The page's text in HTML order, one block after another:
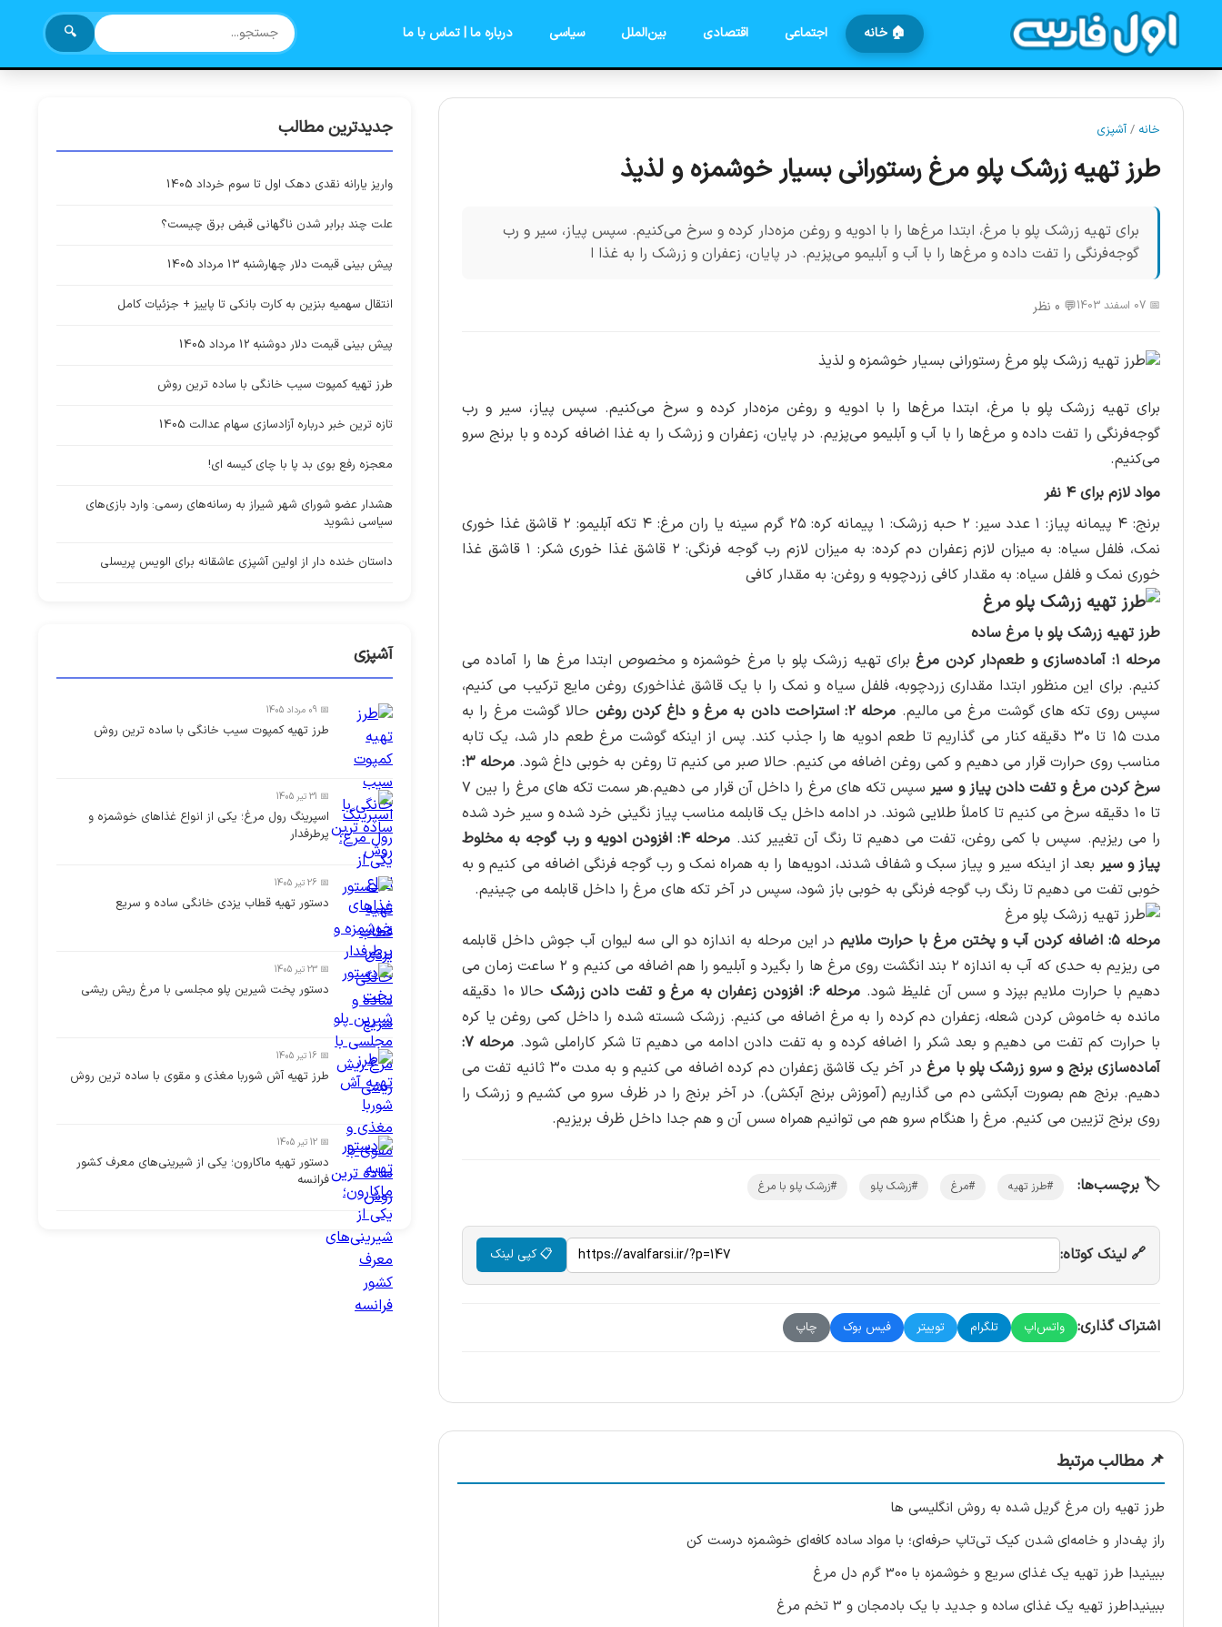
🏠 خانه اجتماعی اقتصادی بین‌الملل سیاسی درباره ما | تماس با ما 🔍
خانه / آشپزی
طرز تهیه زرشک پلو مرغ رستورانی بسیار خوشمزه و لذیذ
برای تهیه زرشک پلو با مرغ، ابتدا مرغ‌ها را با ادویه و روغن مزه‌دار کرده و سرخ می‌کنیم. سپس پیاز، سیر و رب
گوجه‌فرنگی را تفت داده و مرغ‌ها را با آب و آبلیمو می‌پزیم. در پایان، زعفران و زرشک را به غذا ا
📅 07 اسفند 1403 💬 0 نظر
برای تهیه زرشک پلو با مرغ، ابتدا مرغ‌ها را با ادویه و روغن مزه‌دار کرده و سرخ می‌کنیم. سپس پیاز، سیر و رب
گوجه‌فرنگی را تفت داده و مرغ‌ها را با آب و آبلیمو می‌پزیم. در پایان، زعفران و زرشک را به غذا اضافه کرده و با برنج سرو
می‌کنیم.
مواد لازم برای ۴ نفر
برنج: ۴ پیمانه پیاز: ۱ عدد سیر: ۲ حبه زرشک: ۱ پیمانه کره: ۲۵ گرم سینه یا ران مرغ: ۴ تکه آبلیمو: ۲ قاشق غذا خوری
نمک، فلفل سیاه: به میزان لازم زعفران دم کرده: به میزان لازم رب گوجه فرنگی: ۲ قاشق غذا خوری شکر: ۱ قاشق غذا
خوری نمک و فلفل سیاه: به مقدار کافی زردچوبه و روغن: به مقدار کافی
طرز تهیه زرشک پلو با مرغ ساده
مرحله ۱: آماده‌سازی و طعم‌دار کردن مرغ
برای تهیه زرشک پلو با مرغ خوشمزه و مخصوص ابتدا مرغ ها را آماده می
کنیم. برای این منظور ابتدا مقداری زردچوبه، فلفل سیاه و نمک را با یک قاشق غذاخوری روغن مایع ترکیب می کنیم،
سپس روی تکه های گوشت مرغ می مالیم. مرحله ۲: استراحت دادن به مرغ و داغ کردن روغن
حالا گوشت مرغ را به
مدت ۱۵ تا ۳۰ دقیقه کنار می گذاریم تا طعم ادویه ها را جذب کند. پس از اینکه گوشت مرغ طعم دار شد، یک تابه
مناسب روی حرارت قرار می دهیم و کمی روغن اضافه می کنیم. حالا صبر می کنیم تا روغن به خوبی داغ شود.
مرحله ۳:
سرخ کردن مرغ و تفت دادن پیاز و سیر
سپس تکه های مرغ را داخل آن قرار می‌ دهیم.هر سمت تکه های مرغ را بین ۷
تا ۱۰ دقیقه سرخ می کنیم تا کاملاً طلایی شوند. در ادامه داخل یک قابلمه ‌مناسب پیاز نگینی خرد شده و سیر خرد شده
را می‌ ریزیم‌. سپس با کمی روغن، تفت می‌ دهیم تا رنگ آن تغییر کند.
مرحله ۴: افزودن ادویه و رب گوجه به مخلوط
پیاز و سیر بعد از اینکه سیر و پیاز سبک و شفاف شدند، ادویه‌ها را به همراه نمک و رب گوجه فرنگی اضافه می‌ کنیم و به
خوبی تفت می‌ دهیم تا رنگ رب گوجه فرنگی به خوبی باز شود، سپس در آخر تکه های مرغ را داخل قابلمه می‌ چینیم.
مرحله ۵: اضافه کردن آب و پختن مرغ با حرارت ملایم
در این مرحله به اندازه دو الی سه لیوان آب جوش داخل قابلمه
می‌ ریزیم به حدی که آب به اندازه ۲ بند انگشت روی مرغ ها را بگیرد و آبلیمو را هم اضافه می ‌کنیم و ۲ ساعت زمان می
‌دهیم با حرارت ملایم بپزد و سس آن غلیظ شود. مرحله ۶: افزودن زعفران به مرغ و تفت دادن زرشک
حالا ۱۰ دقیقه
مانده به خاموش کردن شعله، زعفران دم کرده را به مرغ اضافه می‌ کنیم. زرشک شسته شده را داخل کمی روغن یا کره
با حرارت کم تفت می ‌دهیم و بعد شکر را اضافه کرده و به تفت دادن ادامه می ‌دهیم تا شکر کاراملی شود.
مرحله ۷:
آماده‌سازی برنج و سرو زرشک پلو با مرغ
در آخر یک قاشق زعفران دم کرده اضافه می ‌کنیم و به مدت ۳۰ ثانیه تفت می
‌دهیم. برنج هم بصورت آبکشی دم می ‌گذاریم (آموزش برنج آبکش). در آخر برنج را در ظرف سرو می‌ کشیم و زرشک را
روی برنج تزیین می ‌کنیم. مرغ را هنگام سرو هم می‌ توانیم همراه سس آن و هم جدا داخل ظرف بریزیم‌.
🏷️ برچسب‌ها: #طرز تهیه #مرغ #زرشک پلو #زرشک پلو با مرغ
🔗 لینک کوتاه: 📋 کپی لینک
اشتراک گذاری: واتس‌اپ تلگرام توییتر فیس بوک چاپ
📌 مطالب مرتبط
طرز تهیه ران مرغ گریل شده به روش انگلیسی ها
راز پف‌دار و خامه‌ای شدن کیک تی‌تاپ حرفه‌ای؛ با مواد ساده کافه‌ای خوشمزه درست کن
ببینید| طرز تهیه یک غذای سریع و خوشمزه با 300 گرم دل مرغ
ببینید|طرز تهیه یک غذای ساده و جدید با یک بادمجان و 3 تخم مرغ
جدیدترین مطالب
واریز یارانه نقدی دهک اول تا سوم خرداد 1405
علت چند برابر شدن ناگهانی قبض برق چیست؟
پیش بینی قیمت دلار چهارشنبه 13 مرداد 1405
انتقال سهمیه بنزین به کارت بانکی تا پاییز + جزئیات کامل
پیش بینی قیمت دلار دوشنبه 12 مرداد 1405
طرز تهیه کمپوت سیب خانگی با ساده ترین روش
تازه ترین خبر درباره آزادسازی سهام عدالت 1405
معجزه رفع بوی بد پا با چای کیسه ای!
هشدار عضو شورای شهر شیراز به رسانه‌های رسمی: وارد بازی‌های
سیاسی نشوید
داستان خنده دار از اولین آشپزی عاشقانه برای الویس پریسلی
آشپزی
📅 09 مرداد 1405
طرز تهیه کمپوت سیب خانگی با ساده ترین روش
📅 31 تیر 1405
اسپرینگ رول مرغ؛ یکی از انواع غذاهای خوشمزه و
پرطرفدار
📅 26 تیر 1405
دستور تهیه قطاب یزدی خانگی ساده و سریع
📅 23 تیر 1405
دستور پخت شیرین پلو مجلسی با مرغ ریش ریشی
📅 16 تیر 1405
طرز تهیه آش شوربا مغذی و مقوی با ساده ترین روش
📅 12 تیر 1405
دستور تهیه ماکارون؛ یکی از شیرینی‌های معرف کشور
فرانسه